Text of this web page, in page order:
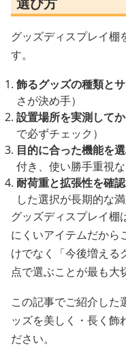
グッズディスプレイ棚
す。
飾るグッズの種類と
さが決め手）
設置場所を実測して
で必ずチェック）
目的に合った機能を
付き、使い勝手重視
耐荷重と拡張性を確
した選択が長期的な
グッズディスプレイ棚
にくいアイテムだから
けでなく「今後増える
点で選ぶことが最も大
この記事でご紹介した
ッズを美しく・長く飾
ださい。